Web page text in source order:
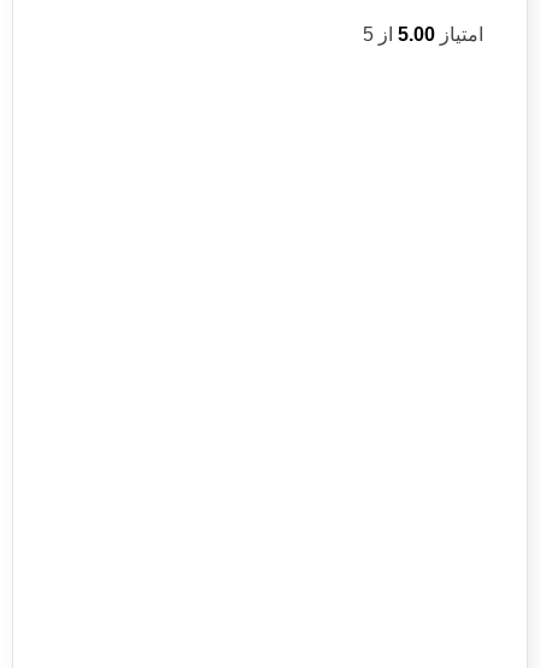
امتیاز 5.00 از 5